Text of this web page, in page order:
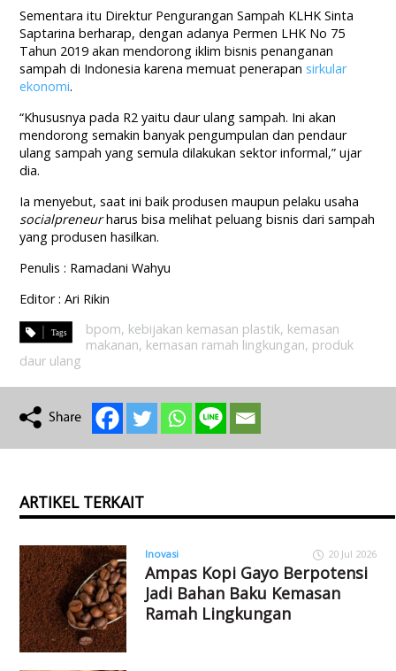
Sementara itu Direktur Pengurangan Sampah KLHK Sinta
Saptarina berharap, dengan adanya Permen LHK No 75
Tahun 2019 akan mendorong iklim bisnis penanganan
sampah di Indonesia karena memuat penerapan sirkular
ekonomi.
“Khususnya pada R2 yaitu daur ulang sampah. Ini akan
mendorong semakin banyak pengumpulan dan pendaur
ulang sampah yang semula dilakukan sektor informal,” ujar
dia.
Ia menyebut, saat ini baik produsen maupun pelaku usaha
socialpreneurharus bisa melihat peluang bisnis dari sampah
yang produsen hasilkan.
Penulis : Ramadani Wahyu
Editor : Ari Rikin
bpom, kebijakan kemasan plastik, kemasan
makanan, kemasan ramah lingkungan, produk
daur ulang
ARTIKEL TERKAIT
Inovasi 20 Jul 2026
Ampas Kopi Gayo Berpotensi
Jadi Bahan Baku Kemasan
Ramah Lingkungan